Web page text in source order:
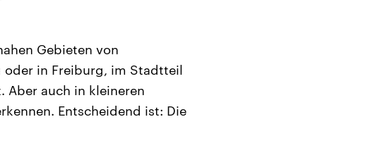
Gebieten von
oder in Freiburg, im Stadtteil
Aber auch in kleineren
Entscheidend ist: Die